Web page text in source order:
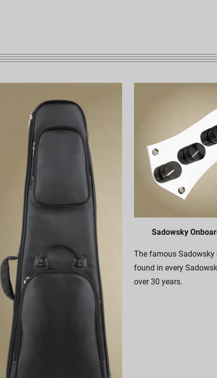
Sadowsky
The famous Sadowsky
found in every
over 30 years.